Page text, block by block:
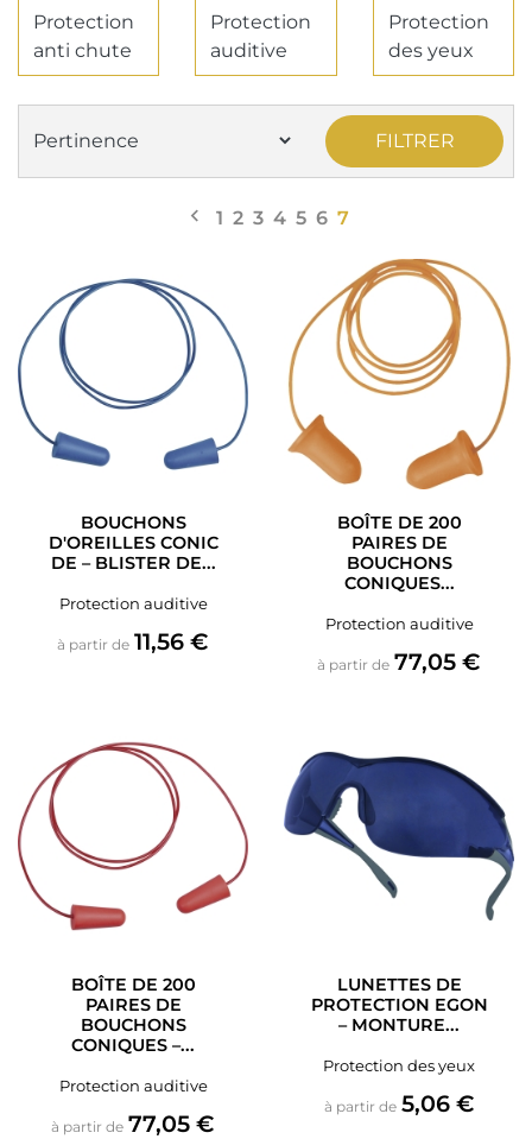
Protection
anti chute
Protection
auditive
Protection
des yeux
FILTRER
Précédent
 1 2 3 4 5 6 7
BOUCHONS
D'OREILLES CONIC
DE – BLISTER DE...
Protection auditive
à partir de Prix
11,56 €
BOÎTE DE 200
PAIRES DE
BOUCHONS
CONIQUES...
Protection auditive
à partir de Prix
77,05 €
BOÎTE DE 200
PAIRES DE
BOUCHONS
CONIQUES –...
Protection auditive
à partir de Prix
77,05 €
LUNETTES DE
PROTECTION EGON
– MONTURE...
Protection des yeux
à partir de Prix
5,06 €